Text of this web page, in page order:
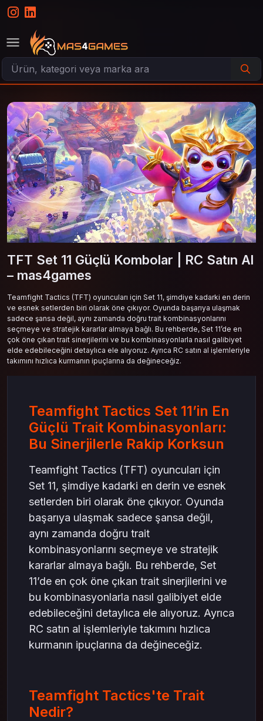
TFT Set 11 Güçlü Kombolar | RC Satın Al
– mas4games
Teamfight Tactics (TFT) oyuncuları için Set 11, şimdiye kadarki en derin
ve esnek setlerden biri olarak öne çıkıyor. Oyunda başarıya ulaşmak
sadece şansa değil, aynı zamanda doğru trait kombinasyonlarını
seçmeye ve stratejik kararlar almaya bağlı. Bu rehberde, Set 11’de en
çok öne çıkan trait sinerjilerini ve bu kombinasyonlarla nasıl galibiyet
elde edebileceğini detaylıca ele alıyoruz. Ayrıca RC satın al işlemleriyle
takımını hızlıca kurmanın ipuçlarına da değineceğiz.
Teamfight Tactics Set 11’in En
Güçlü Trait Kombinasyonları:
Bu Sinerjilerle Rakip Korksun
Teamfight Tactics (TFT) oyuncuları için
Set 11, şimdiye kadarki en derin ve esnek
setlerden biri olarak öne çıkıyor. Oyunda
başarıya ulaşmak sadece şansa değil,
aynı zamanda doğru trait
kombinasyonlarını seçmeye ve stratejik
kararlar almaya bağlı. Bu rehberde, Set
11’de en çok öne çıkan trait sinerjilerini ve
bu kombinasyonlarla nasıl galibiyet elde
edebileceğini detaylıca ele alıyoruz. Ayrıca
RC satın al işlemleriyle takımını hızlıca
kurmanın ipuçlarına da değineceğiz.
Teamfight Tactics'te Trait
Nedir?